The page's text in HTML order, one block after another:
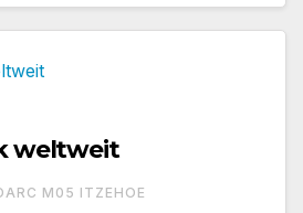
weltweit
M05 ITZEHOE